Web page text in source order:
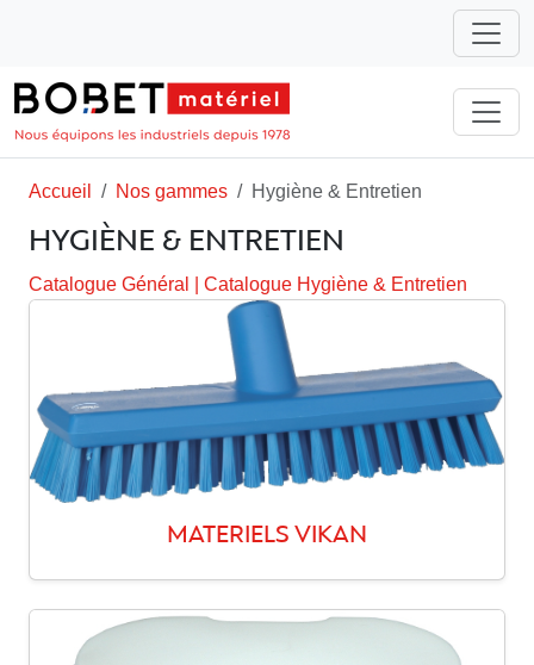
Accueil Nos gammes Hygiène & Entretien
HYGIÈNE & ENTRETIEN
Catalogue Général Catalogue Hygiène & Entretien
MATERIELS VIKAN